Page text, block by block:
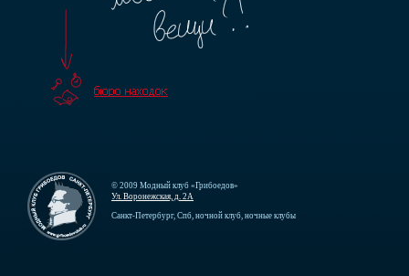
© 2009 Модный клуб «Грибоедов»
Ул. Воронежская, д. 2А
Санкт-Петербург, Спб, ночной клуб, ночные клубы